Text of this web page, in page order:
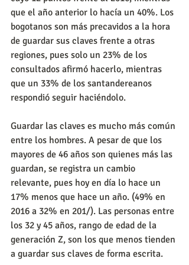
que el año anterior lo hacía un 40%. Los
bogotanos son más precavidos a la hora
de guardar sus claves frente a otras
regiones, pues solo un 23% de los
consultados afirmó hacerlo, mientras
que un 33% de los santandereanos
respondió seguir haciéndolo.
Guardar las claves es mucho más común
entre los hombres. A pesar de que los
mayores de 46 años son quienes más las
guardan, se registra un cambio
relevante, pues hoy en día lo hace un
17% menos que hace un año. (49% en
2016 a 32% en 201/). Las personas entre
los 32 y 45 años, rango de edad de la
generación Z, son los que menos tienden
a guardar sus claves de forma escrita.